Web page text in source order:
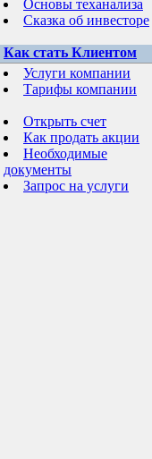
Основы теханализа
Сказка об инвесторе
Как стать Клиентом
Услуги компании
Тарифы компании
Открыть счет
Как продать акции
Необходимые
документы
Запрос на услуги